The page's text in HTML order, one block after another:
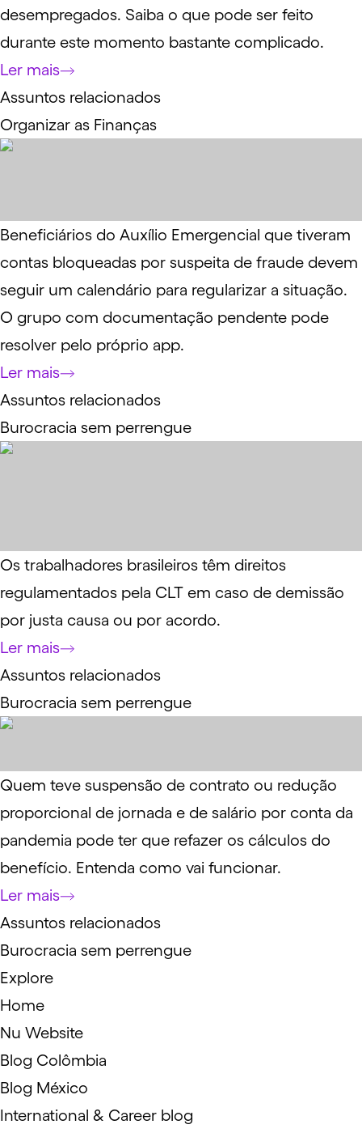
desempregados. Saiba o que pode ser feito
durante este momento bastante complicado.
Ler mais
Assuntos relacionados
Organizar as Finanças
Beneficiários do Auxílio Emergencial que tiveram
contas bloqueadas por suspeita de fraude devem
seguir um calendário para regularizar a situação.
O grupo com documentação pendente pode
resolver pelo próprio app.
Ler mais
Assuntos relacionados
Burocracia sem perrengue
Os trabalhadores brasileiros têm direitos
regulamentados pela CLT em caso de demissão
por justa causa ou por acordo.
Ler mais
Assuntos relacionados
Burocracia sem perrengue
Quem teve suspensão de contrato ou redução
proporcional de jornada e de salário por conta da
pandemia pode ter que refazer os cálculos do
benefício. Entenda como vai funcionar.
Ler mais
Assuntos relacionados
Burocracia sem perrengue
Explore
Home
Nu Website
Blog Colômbia
Blog México
International & Career blog